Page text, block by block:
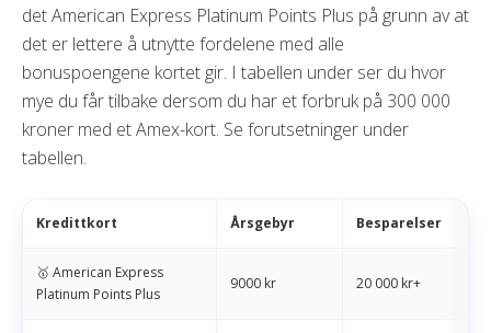
det American Express Platinum Points Plus på grunn av at
det er lettere å utnytte fordelene med alle
bonuspoengene kortet gir. I tabellen under ser du hvor
mye du får tilbake dersom du har et forbruk på 300 000
kroner med et Amex-kort. Se forutsetninger under
tabellen.
Kredittkort Årsgebyr Besparelser
🥇 American Express
Platinum Points Plus
9000 kr 20 000 kr+